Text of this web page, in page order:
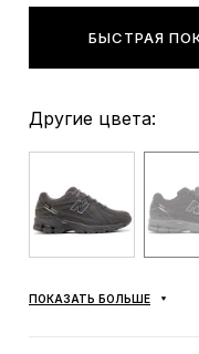
БЫСТРАЯ
Другие цвета:
ПОКАЗАТЬ БОЛЬШЕ